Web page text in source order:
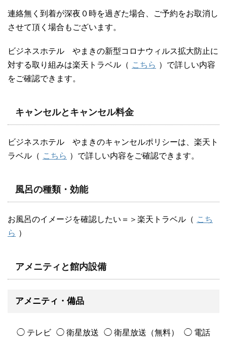
連絡無く到着が深夜０時を過ぎた場合、ご予約をお取消し
させて頂く場合もございます。
ビジネスホテル やまきの新型コロナウィルス拡大防止に
対する取り組みは楽天トラベル（ こちら ）で詳しい内容
をご確認できます。
キャンセルとキャンセル料金
ビジネスホテル やまきのキャンセルポリシーは、楽天ト
ラベル（ こちら ）で詳しい内容をご確認できます。
風呂の種類・効能
お風呂のイメージを確認したい＝＞楽天トラベル（ こち
ら ）
アメニティと館内設備
アメニティ・備品
◯ テレビ ◯ 衛星放送 ◯ 衛星放送（無料） ◯ 電話